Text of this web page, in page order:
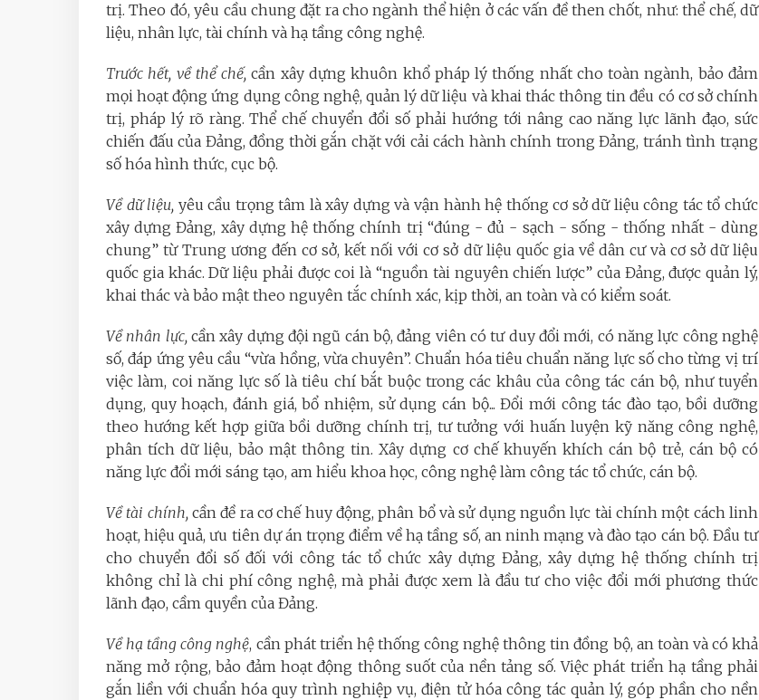
trị. Theo đó, yêu cầu chung đặt ra cho ngành thể hiện ở các vấn đề then chốt, như: thể chế, dữ
liệu, nhân lực, tài chính và hạ tầng công nghệ.
Trước hết, về thể chế, cần xây dựng khuôn khổ pháp lý thống nhất cho toàn ngành, bảo đảm
mọi hoạt động ứng dụng công nghệ, quản lý dữ liệu và khai thác thông tin đều có cơ sở chính
trị, pháp lý rõ ràng. Thể chế chuyển đổi số phải hướng tới nâng cao năng lực lãnh đạo, sức
chiến đấu của Đảng, đồng thời gắn chặt với cải cách hành chính trong Đảng, tránh tình trạng
số hóa hình thức, cục bộ.
Về dữ liệu, yêu cầu trọng tâm là xây dựng và vận hành hệ thống cơ sở dữ liệu công tác tổ chức
xây dựng Đảng, xây dựng hệ thống chính trị “đúng - đủ - sạch - sống - thống nhất - dùng
chung” từ Trung ương đến cơ sở, kết nối với cơ sở dữ liệu quốc gia về dân cư và cơ sở dữ liệu
quốc gia khác. Dữ liệu phải được coi là “nguồn tài nguyên chiến lược” của Đảng, được quản lý,
khai thác và bảo mật theo nguyên tắc chính xác, kịp thời, an toàn và có kiểm soát.
Về nhân lực,cần xây dựng đội ngũ cán bộ, đảng viên có tư duy đổi mới, có năng lực công nghệ
số, đáp ứng yêu cầu “vừa hồng, vừa chuyên”. Chuẩn hóa tiêu chuẩn năng lực số cho từng vị trí
việc làm, coi năng lực số là tiêu chí bắt buộc trong các khâu của công tác cán bộ, như tuyển
dụng, quy hoạch, đánh giá, bổ nhiệm, sử dụng cán bộ... Đổi mới công tác đào tạo, bồi dưỡng
theo hướng kết hợp giữa bồi dưỡng chính trị, tư tưởng với huấn luyện kỹ năng công nghệ,
phân tích dữ liệu, bảo mật thông tin. Xây dựng cơ chế khuyến khích cán bộ trẻ, cán bộ có
năng lực đổi mới sáng tạo, am hiểu khoa học, công nghệ làm công tác tổ chức, cán bộ.
Về tài chính,cần đề ra cơ chế huy động, phân bổ và sử dụng nguồn lực tài chính một cách linh
hoạt, hiệu quả, ưu tiên dự án trọng điểm về hạ tầng số, an ninh mạng và đào tạo cán bộ. Đầu tư
cho chuyển đổi số đối với công tác tổ chức xây dựng Đảng, xây dựng hệ thống chính trị
không chỉ là chi phí công nghệ, mà phải được xem là đầu tư cho việc đổi mới phương thức
lãnh đạo, cầm quyền của Đảng.
Về hạ tầng công nghệ, cần phát triển hệ thống công nghệ thông tin đồng bộ, an toàn và có khả
năng mở rộng, bảo đảm hoạt động thông suốt của nền tảng số. Việc phát triển hạ tầng phải
gắn liền với chuẩn hóa quy trình nghiệp vụ, điện tử hóa công tác quản lý, góp phần cho nền